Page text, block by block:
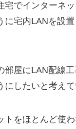
宅でインターネ
に宅内LANを設
部屋にLAN配線
にしたいと考えて
トをほとんど使